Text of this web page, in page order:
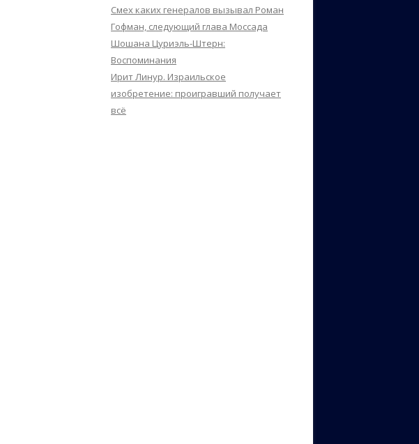
Смех каких генералов вызывал Роман
Гофман, следующий глава Моссада
Шошана Цуриэль-Штерн:
Воспоминания
Ирит Линур. Израильское
изобретение: проигравший получает
всё